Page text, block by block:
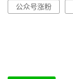
公众号涨粉